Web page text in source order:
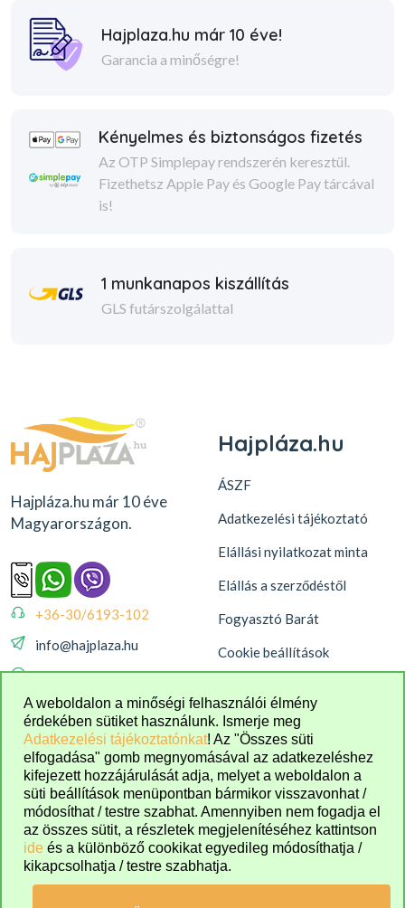
Hajplaza.hu már 10 éve!
Garancia a minőségre!
Kényelmes és biztonságos fizetés
Az OTP Simplepay rendszerén keresztül.
Fizethetsz Apple Pay és Google Pay tárcával
is!
1 munkanapos kiszállítás
GLS futárszolgálattal
Hajpláza.hu már 10 éve
Magyarországon.
+36-30/6193-102
info@hajplaza.hu
08:00 - 16:00
Hajpláza.hu
ÁSZF
Adatkezelési tájékoztató
Elállási nyilatkozat minta
Elállás a szerződéstől
Fogyasztó Barát
Cookie beállítások
A weboldalon a minőségi felhasználói élmény
érdekében sütiket használunk. Ismerje meg
Adatkezelési tájékoztatónkat! Az "Összes süti
elfogadása" gomb megnyomásával az adatkezeléshez
kifejezett hozzájárulását adja, melyet a weboldalon a
süti beállítások menüpontban bármikor visszavonhat /
módosíthat / testre szabhat. Amennyiben nem fogadja el
az összes sütit, a részletek megjelenítéséhez kattintson
ide és a különböző cookikat egyedileg módosíthatja /
kikapcsolhatja / testre szabhatja.